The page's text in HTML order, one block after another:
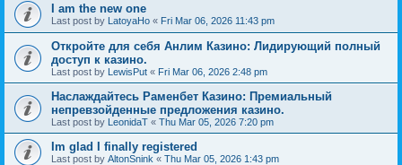
I am the new one
Last post by LatoyaHo « Fri Mar 06, 2026 11:43 pm
Откройте для себя Анлим Казино: Лидирующий полный
доступ к казино.
Last post by LewisPut « Fri Mar 06, 2026 2:48 pm
Наслаждайтесь Раменбет Казино: Премиальный
непревзойденные предложения казино.
Last post by LeonidaT « Thu Mar 05, 2026 7:20 pm
Im glad I finally registered
Last post by AltonSnink « Thu Mar 05, 2026 1:43 pm